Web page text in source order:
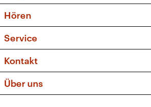
Sendungen und Podcasts
Musikliste
Kakadu – Das Kinderprogramm
Hören
Frequenzen (UKW + DAB+)
Service
FAQ
Apps
Newsletter
Kontakt
Social Media
Über uns